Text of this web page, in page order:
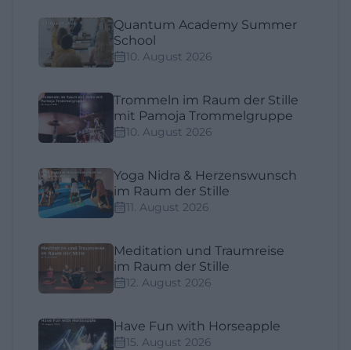
Quantum Academy Summer
School
10. August 2026
Trommeln im Raum der Stille
mit Pamoja Trommelgruppe
10. August 2026
Yoga Nidra & Herzenswunsch
im Raum der Stille
11. August 2026
Meditation und Traumreise
im Raum der Stille
12. August 2026
Have Fun with Horseapple
15. August 2026